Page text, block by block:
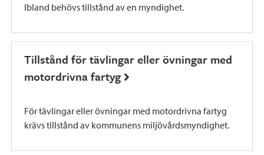
Ibland behövs tillstånd av en myndighet.
Tillstånd för tävlingar eller övningar med
motordrivna fartyg
För tävlingar eller övningar med motordrivna fartyg
krävs tillstånd av kommunens miljövårdsmyndighet.